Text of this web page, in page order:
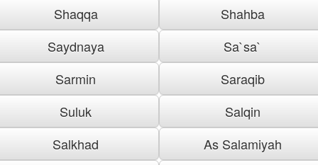
Shaqqa
Shahba
Saydnaya
Sa`sa`
Sarmin
Saraqib
Suluk
Salqin
Salkhad
As Salamiyah